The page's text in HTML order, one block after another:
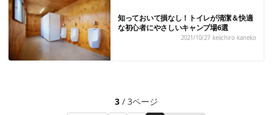
知っておいて損なし！トイレが清潔＆快適
な初心者にやさしいキャンプ場6選
2021/10/27 keiichiro kaneko
3/ 3ページ